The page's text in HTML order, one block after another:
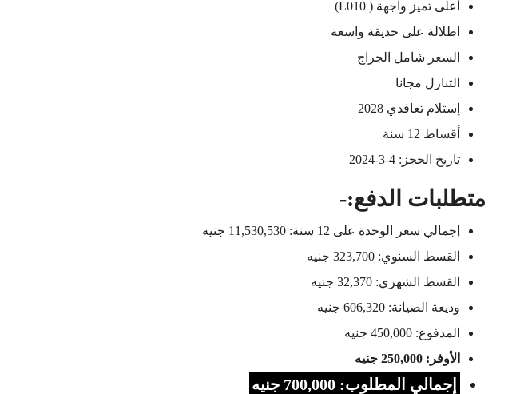
أعلى تميز واجهة ( L010)
اطلالة على حديقة واسعة
السعر شامل الجراج
التنازل مجانا
إستلام تعاقدي 2028
أقساط 12 سنة
تاريخ الحجز: 4-3-2024
متطلبات الدفع:-
إجمالي سعر الوحدة على 12 سنة: 11,530,530 جنيه
القسط السنوي: 323,700 جنيه
القسط الشهري: 32,370 جنيه
وديعة الصيانة: 606,320 جنيه
المدفوع: 450,000 جنيه
الأوفر: 250,000 جنيه
إجمالي المطلوب: 700,000 جنيه